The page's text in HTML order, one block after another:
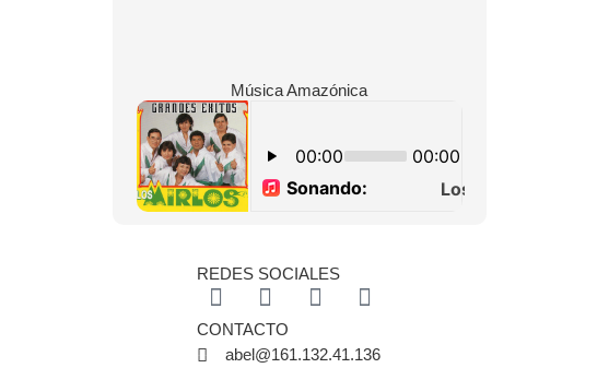
Música Amazónica
REDES SOCIALES
CONTACTO
abel@161.132.41.136